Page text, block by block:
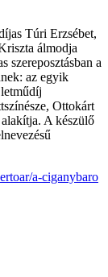
Túri Erzsébet,
álmodja
szereposztásban a
az egyik
űdíj
Ottokárt
A készülő
ű
a-ciganybaro